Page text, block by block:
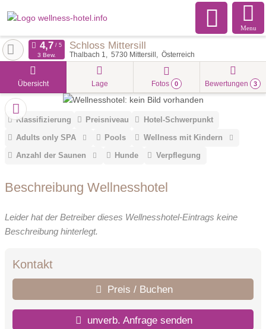
Menu
Schloss Mittersill
Thalbach 1 5730 Mittersill Österreich
3 Bew.
Übersicht Lage Fotos 0 Bewertungen 3
Klassifizierung Preisniveau
Hotel-Schwerpunkt
Adults only SPA
Pools
Wellness mit Kindern
Anzahl der Saunen
Hunde Verpflegung
Beschreibung Wellnesshotel
Leider hat der Betreiber dieses Wellnesshotel-Eintrags keine
Beschreibung hinterlegt.
Kontakt
Preis / Buchen
unverb. Anfrage senden